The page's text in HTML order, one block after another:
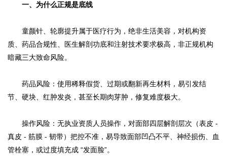
一、为什么正规是底线
童颜针、轮廓提升属于医疗行为，绝非生活美容，对机构资
质、药品合规性、医生解剖功底和注射技术要求极高，非正规机构
暗藏三大致命风险。
药品风险：使用稀释假货、过期或翻新再生材料，易引发结
节、硬块、红肿发炎，甚至长期肉芽肿，修复难度极大。
操作风险：无执业资质人员操作，对面部四层解剖层次（表皮 -
真皮 - 筋膜 - 韧带）把控不准，易导致面部凹凸不平、神经损伤、血
管栓塞，或过度填充成 “发面脸”。